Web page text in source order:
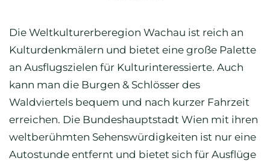
Die Weltkulturerberegion Wachau ist reich an
Kulturdenkmälern und bietet eine große Palette
an Ausflugszielen für Kulturinteressierte. Auch
kann man die Burgen & Schlösser des
Waldviertels bequem und nach kurzer Fahrzeit
erreichen. Die Bundeshauptstadt Wien mit ihren
weltberühmten Sehenswürdigkeiten ist nur eine
Autostunde entfernt und bietet sich für Ausflüge